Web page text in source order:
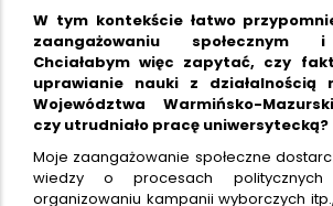
W tym kontekście łatwo
zaangażowaniu społecznym
Chciałabym więc zapytać, czy
uprawianie nauki z
Województwa Warmińsko-
czy utrudniało pracę uniwersytecką?
Moje zaangażowanie społeczne
wiedzy o procesach politycznych
organizowaniu kampanii wyborczych